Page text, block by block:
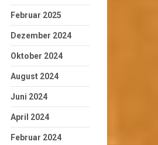
Februar 2025
Dezember 2024
Oktober 2024
August 2024
Juni 2024
April 2024
Februar 2024